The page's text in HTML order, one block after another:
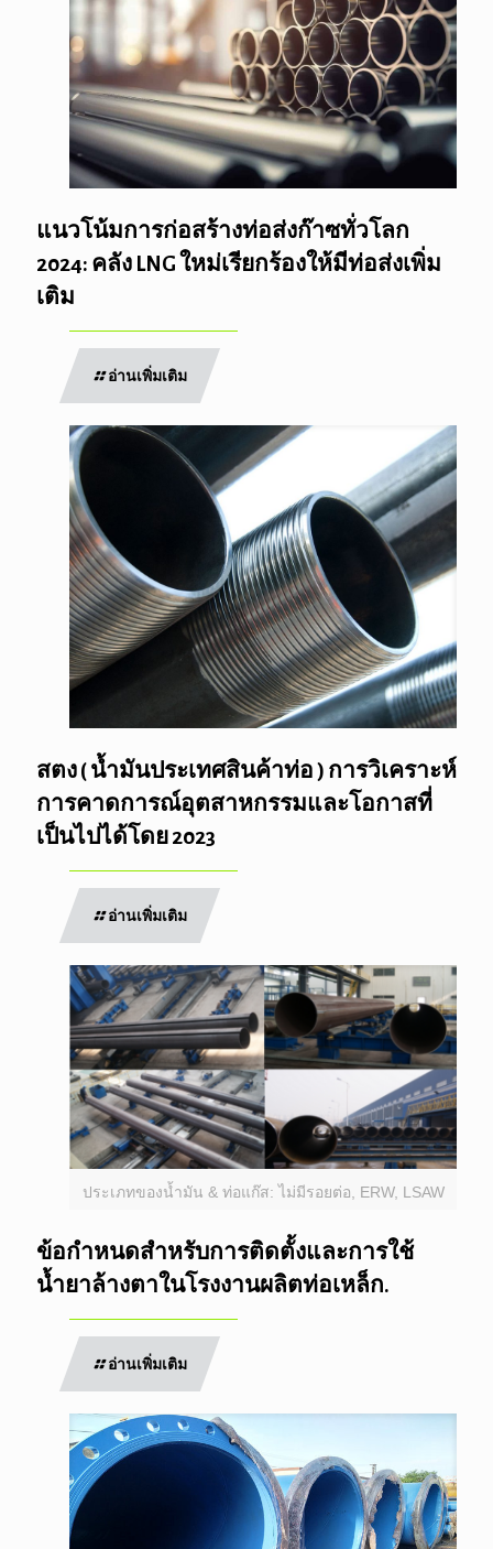
แนวโน้มการก่อสร้างท่อส่งก๊าซทั่วโลก
2024: คลัง LNG ใหม่เรียกร้องให้มีท่อส่งเพิ่ม
เติม
อ่านเพิ่มเติม
สตง ( น้ำมันประเทศสินค้าท่อ ) การวิเคราะห์
การคาดการณ์อุตสาหกรรมและโอกาสที่
เป็นไปได้โดย 2023
อ่านเพิ่มเติม
ประเภทของน้ำมัน & ท่อแก๊ส: ไม่มีรอยต่อ, ERW, LSAW
ข้อกำหนดสำหรับการติดตั้งและการใช้
น้ำยาล้างตาในโรงงานผลิตท่อเหล็ก.
อ่านเพิ่มเติม